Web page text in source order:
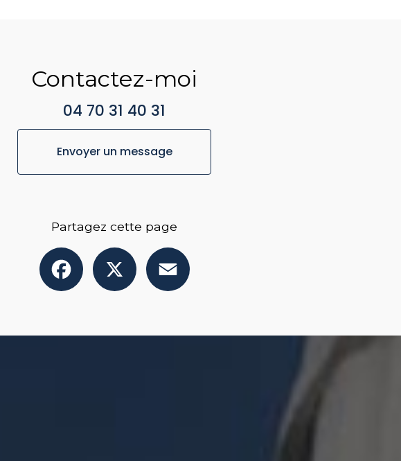
Contactez-moi
04 70 31 40 31
Envoyer un message
Partagez cette page
Facebook